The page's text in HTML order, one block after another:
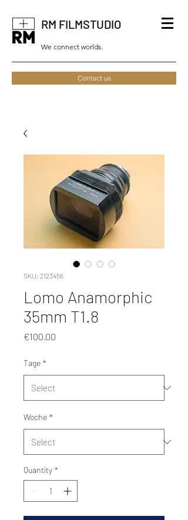
RM FILMSTUDIO
We connect worlds.
Contact us
SKU: 2123456
Lomo Anamorphic
35mm T1.8
€100.00
Tage *
Woche *
Quantity *